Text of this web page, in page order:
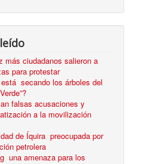
más ciudadanos salieron a
para protestar
está secando los árboles del
falsas acusaciones y
a la movilización
de Íquira preocupada por
petrolera
una amenaza para los